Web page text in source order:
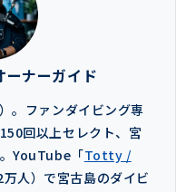
ナーガイド
。ファンダイビング専
回以上セレクト、宮
YouTube「Totty /
人）で宮古島のダイビ